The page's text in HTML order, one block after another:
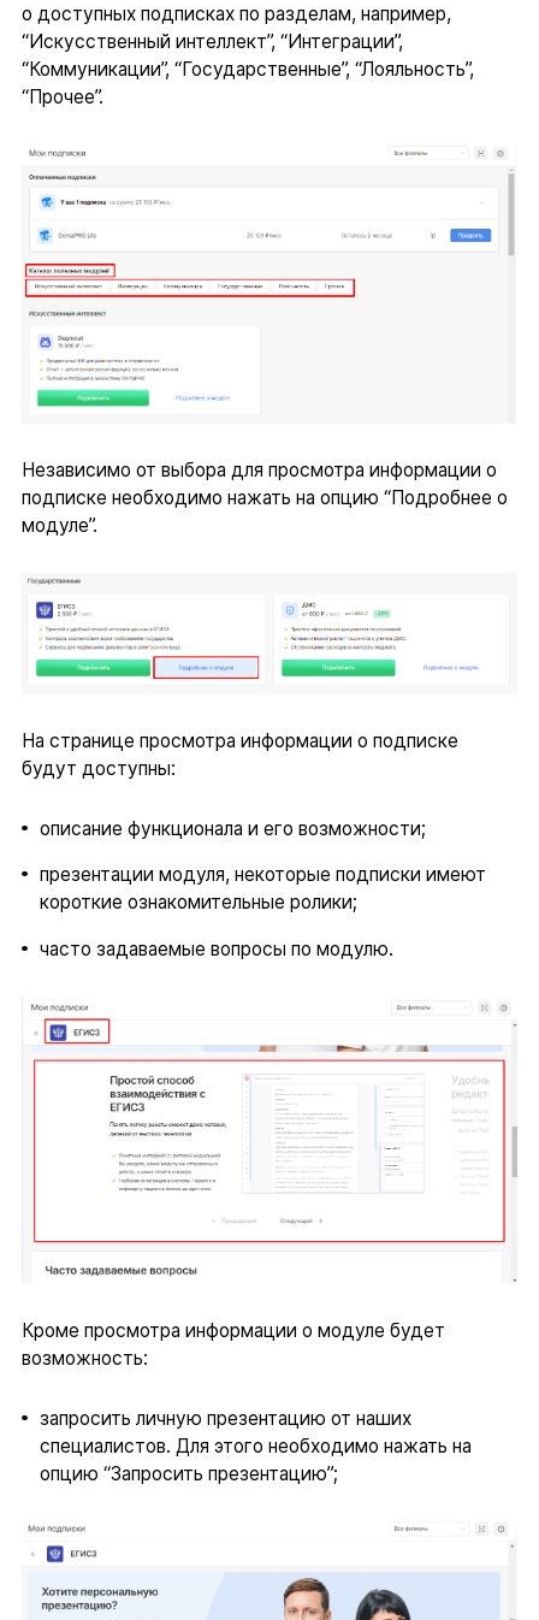
о доступных подписках по разделам, например,
“Искусственный интеллект”, “Интеграции”,
“Коммуникации”, “Государственные”, “Лояльность”,
“Прочее”.
Независимо от выбора для просмотра информации о
подписке необходимо нажать на опцию “Подробнее о
модуле”.
На странице просмотра информации о подписке
будут доступны:
описание функционала и его возможности;
презентации модуля, некоторые подписки имеют
короткие ознакомительные ролики;
часто задаваемые вопросы по модулю.
Кроме просмотра информации о модуле будет
возможность:
запросить личную презентацию от наших
специалистов. Для этого необходимо нажать на
опцию “Запросить презентацию”;